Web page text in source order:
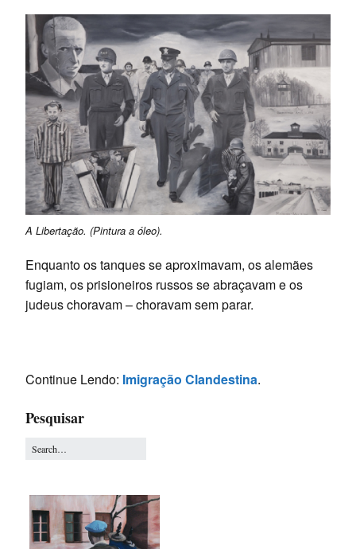
A Libertação. (Pintura a óleo).
Enquanto os tanques se aproximavam, os alemães
fugiam, os prisioneiros russos se abraçavam e os
judeus choravam – choravam sem parar.
Continue Lendo: Imigração Clandestina.
Pesquisar